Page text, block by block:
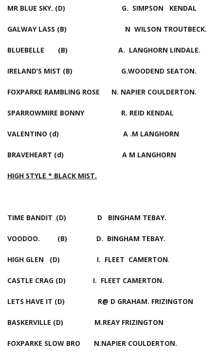
MR BLUE SKY. (D) G. SIMPSON KENDAL
GALWAY LASS (B) N WILSON TROUTBECK.
BLUEBELLE (B) A. LANGHORN LINDALE.
IRELAND’S MIST (B) G.WOODEND SEATON.
FOXPARKE RAMBLING ROSE N. NAPIER COULDERTON.
SPARROWMIRE BONNY R. REID KENDAL
VALENTINO (d) A .M LANGHORN
BRAVEHEART (d) A M LANGHORN
HIGH STYLE * BLACK MIST.
TIME BANDIT .(D) D BINGHAM TEBAY.
VOODOO. (B) D. BINGHAM TEBAY.
HIGH GLEN (D) I. FLEET CAMERTON.
CASTLE CRAG (D) I. FLEET CAMERTON.
LETS HAVE IT (D) R@ D GRAHAM. FRIZINGTON
BASKERVILLE (D) M.REAY FRIZINGTON
FOXPARKE SLOW BRO N.NAPIER COULDERTON.